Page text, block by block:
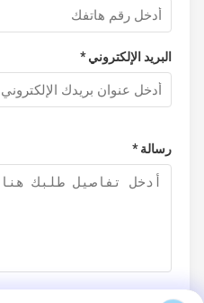
البريد الإلكتروني *
رسالة *